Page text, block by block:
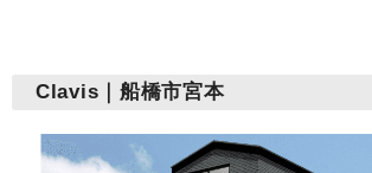
Clavis｜船橋市宮本